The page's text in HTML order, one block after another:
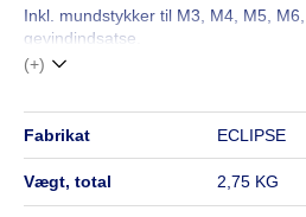
Inkl. mundstykker til M3, M4, M5,
gevindindsatse.
(+)
fabrikat ECLIPSE
vægt, total 2,75 KG